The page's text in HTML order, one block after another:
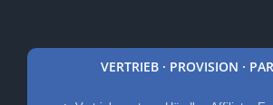
VERTRIEB · PROVISION ·